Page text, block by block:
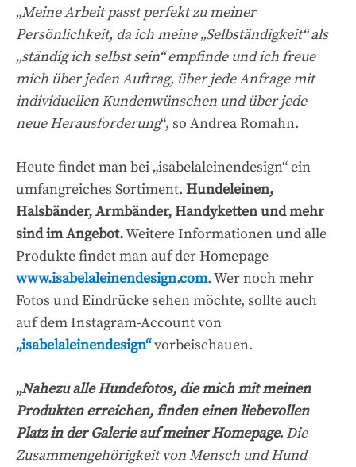
„Meine Arbeit passt perfekt zu meiner
Persönlichkeit, da ich meine „Selbständigkeit“ als
„ständig ich selbst sein“ empfinde und ich freue
mich über jeden Auftrag, über jede Anfrage mit
individuellen Kundenwünschen und über jede
neue Herausforderung“, so Andrea Romahn.
Heute findet man bei „isabelaleinendesign“ ein
umfangreiches Sortiment. Hundeleinen,
Halsbänder, Armbänder, Handyketten und mehr
sind im Angebot.Weitere Informationen und alle
Produkte findet man auf der Homepage
www.isabelaleinendesign.com. Wer noch mehr
Fotos und Eindrücke sehen möchte, sollte auch
auf dem Instagram-Account von
„isabelaleinendesign“vorbeischauen.
„Nahezu alle Hundefotos, die mich mit meinen
Produkten erreichen, finden einen liebevollen
Platz in der Galerie auf meiner Homepage. Die
Zusammengehörigkeit von Mensch und Hund